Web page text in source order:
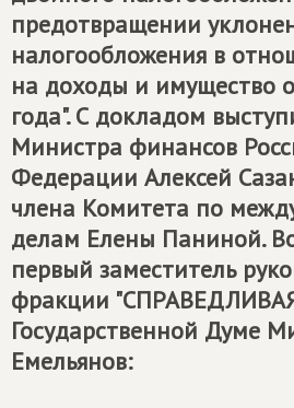
предотвращении
налогообложения в
на доходы и имущество
года". С докладом
Министра финансов
Федерации Алексей
члена Комитета по
делам Елены Паниной.
первый заместитель
фракции
Государственной Думе
Емельянов: